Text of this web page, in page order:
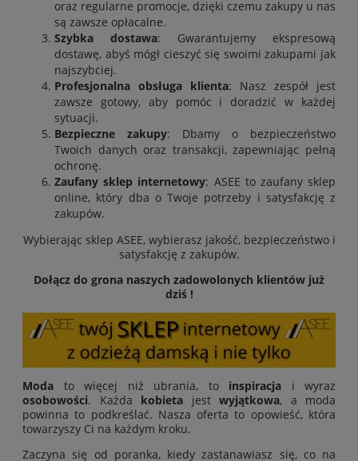
oraz regularne promocje, dzięki czemu zakupy u nas
są zawsze opłacalne.
Szybka dostawa: Gwarantujemy ekspresową
dostawę, abyś mógł cieszyć się swoimi zakupami jak
najszybciej.
Profesjonalna obsługa klienta: Nasz zespół jest
zawsze gotowy, aby pomóc i doradzić w każdej
sytuacji.
Bezpieczne zakupy: Dbamy o bezpieczeństwo
Twoich danych oraz transakcji, zapewniając pełną
ochronę.
Zaufany sklep internetowy: ASEE to zaufany sklep
online, który dba o Twoje potrzeby i satysfakcję z
zakupów.
Wybierając sklep ASEE, wybierasz jakość, bezpieczeństwo i
satysfakcję z zakupów.
Dołącz do grona naszych zadowolonych klientów już
dziś !
Moda to więcej niż ubrania, to inspiracja i wyraz
osobowości. Każda kobieta jest wyjątkowa, a moda
powinna to podkreślać. Nasza oferta to opowieść, która
towarzyszy Ci na każdym kroku.
Zaczyna się od poranka, kiedy zastanawiasz się, co na